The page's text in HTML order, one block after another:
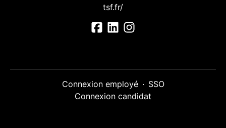
tsf.fr/
Connexion employé · SSO
Connexion candidat